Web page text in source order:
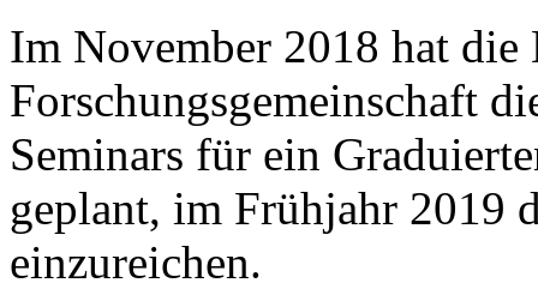
Im November 2018 hat die
Forschungsgemeinschaft
Seminars für ein
geplant, im Frühjahr 2019
einzureichen.